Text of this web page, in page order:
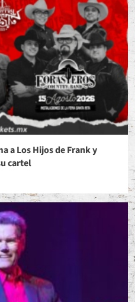
a Los Hijos de Frank y
cartel